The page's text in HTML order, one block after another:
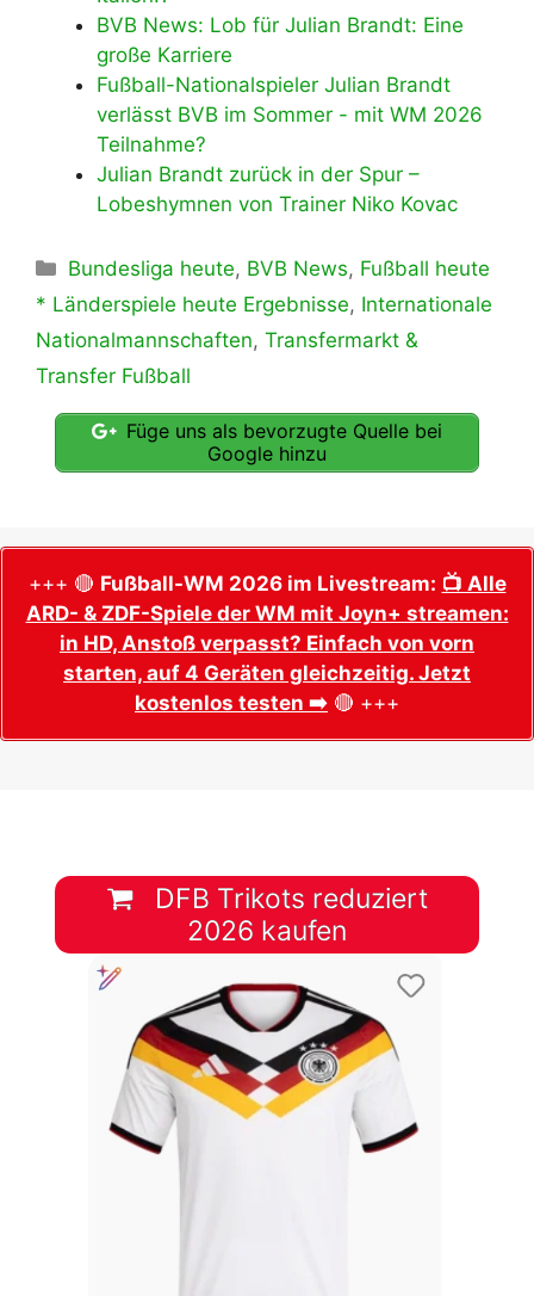
BVB News: Lob für Julian Brandt: Eine
große Karriere
Fußball-Nationalspieler Julian Brandt
verlässt BVB im Sommer - mit WM 2026
Teilnahme?
Julian Brandt zurück in der Spur –
Lobeshymnen von Trainer Niko Kovac
Kategorien
Bundesliga heute, BVB News, Fußball heute
* Länderspiele heute Ergebnisse, Internationale
Nationalmannschaften, Transfermarkt &
Transfer Fußball
Füge uns als bevorzugte Quelle bei
Google hinzu
+++ 🔴 Fußball-WM 2026 im Livestream: 📺 Alle
ARD- & ZDF-Spiele der WM mit Joyn+ streamen:
in HD, Anstoß verpasst? Einfach von vorn
starten, auf 4 Geräten gleichzeitig. Jetzt
kostenlos testen ➡️ 🔴 +++
DFB Trikots reduziert
2026 kaufen